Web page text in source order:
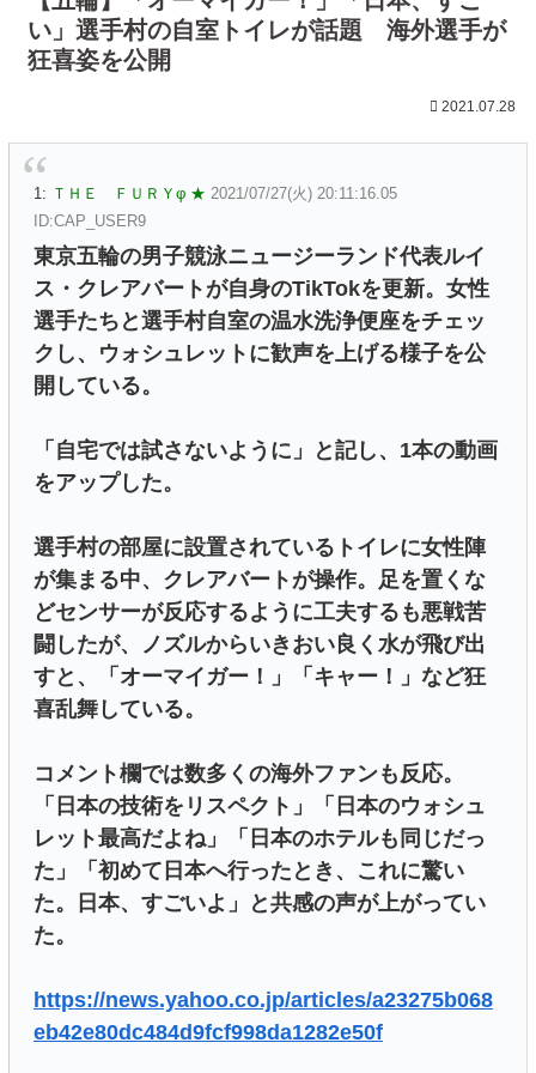
い」選手村の自室トイレが話題 海外選手が
狂喜姿を公開
2021.07.28
1: ＴＨＥ ＦＵＲＹφ ★ 2021/07/27(火) 20:11:16.05
ID:CAP_USER9
東京五輪の男子競泳ニュージーランド代表ルイ
ス・クレアバートが自身のTikTokを更新。女性
選手たちと選手村自室の温水洗浄便座をチェッ
クし、ウォシュレットに歓声を上げる様子を公
開している。
「自宅では試さないように」と記し、1本の動画
をアップした。
選手村の部屋に設置されているトイレに女性陣
が集まる中、クレアバートが操作。足を置くな
どセンサーが反応するように工夫するも悪戦苦
闘したが、ノズルからいきおい良く水が飛び出
すと、「オーマイガー！」「キャー！」など狂
喜乱舞している。
コメント欄では数多くの海外ファンも反応。
「日本の技術をリスペクト」「日本のウォシュ
レット最高だよね」「日本のホテルも同じだっ
た」「初めて日本へ行ったとき、これに驚い
た。日本、すごいよ」と共感の声が上がってい
た。
https://news.yahoo.co.jp/articles/a23275b068
eb42e80dc484d9fcf998da1282e50f